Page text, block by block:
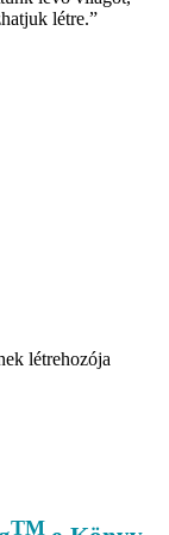
létre.”
létrehozója
TM